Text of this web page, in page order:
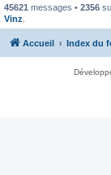
45621 messages • 2356
Vinz
Accueil Index du